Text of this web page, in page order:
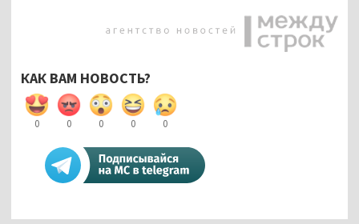
КАК ВАМ НОВОСТЬ?
0 0 0 0 0